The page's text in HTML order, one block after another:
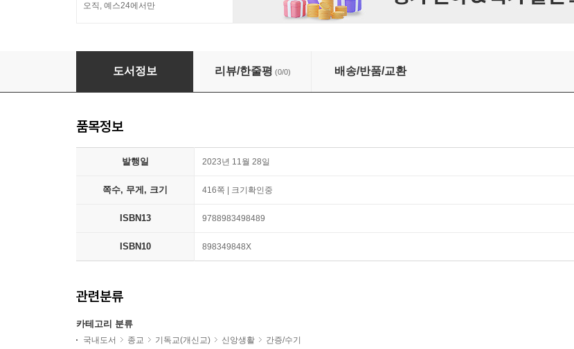
오직, 예스24에서만
강성열 교수의 구약 이야기
도서정보 리뷰/한줄평 (0/0) 배송/반품/교환
품목정보
발행일 2023년 11월 28일
쪽수, 무게, 크기 416쪽 | 크기확인중
ISBN13 9788983498489
ISBN10 898349848X
관련분류
카테고리 분류
국내도서 종교 기독교(개신교) 신앙생활
간증/수기